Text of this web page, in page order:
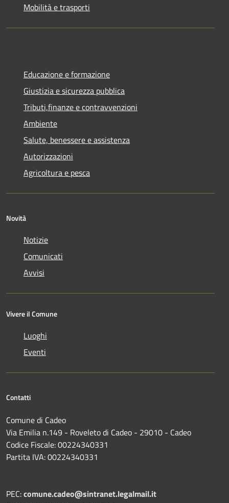
Mobilità e trasporti
Educazione e formazione
Giustizia e sicurezza pubblica
Tributi,finanze e contravvenzioni
Ambiente
Salute, benessere e assistenza
Autorizzazioni
Agricoltura e pesca
Novità
Notizie
Comunicati
Avvisi
Vivere il Comune
Luoghi
Eventi
Contatti
Comune di Cadeo
Via Emilia n.149 - Roveleto di Cadeo - 29010 - Cadeo
Codice Fiscale: 00224340331
Partita IVA: 00224340331
PEC:comune.cadeo@sintranet.legalmail.it